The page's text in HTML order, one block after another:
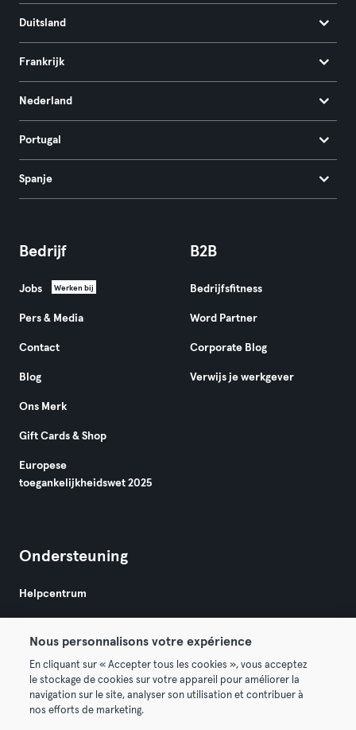
Duitsland
Frankrijk
Nederland
Portugal
Spanje
Bedrijf
Jobs Werken bij
Pers & Media
Contact
Blog
Ons Merk
Gift Cards & Shop
Europese
toegankelijkheidswet 2025
B2B
Bedrijfsfitness
Word Partner
Corporate Blog
Verwijs je werkgever
Ondersteuning
Helpcentrum
Algemene Voorwaarden
Nous personnalisons votre expérience
En cliquant sur « Accepter tous les cookies », vous acceptez
le stockage de cookies sur votre appareil pour améliorer la
navigation sur le site, analyser son utilisation et contribuer à
nos efforts de marketing.